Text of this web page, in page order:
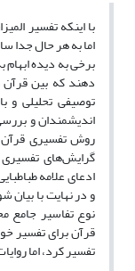
با اینکه تفسیر
اما به هر حال جدا
برخی به دیده ابهام
دهند که بین قرآن
توصیفی تحلیلی و
اندیشمندان و
روش تفسیری قرآن
گرایش‌های
ادعای علامه
و در نهایت با بیان
نوع تفاسیر جامع
قرآن برای تفسیر
تفسیر کرد، اما